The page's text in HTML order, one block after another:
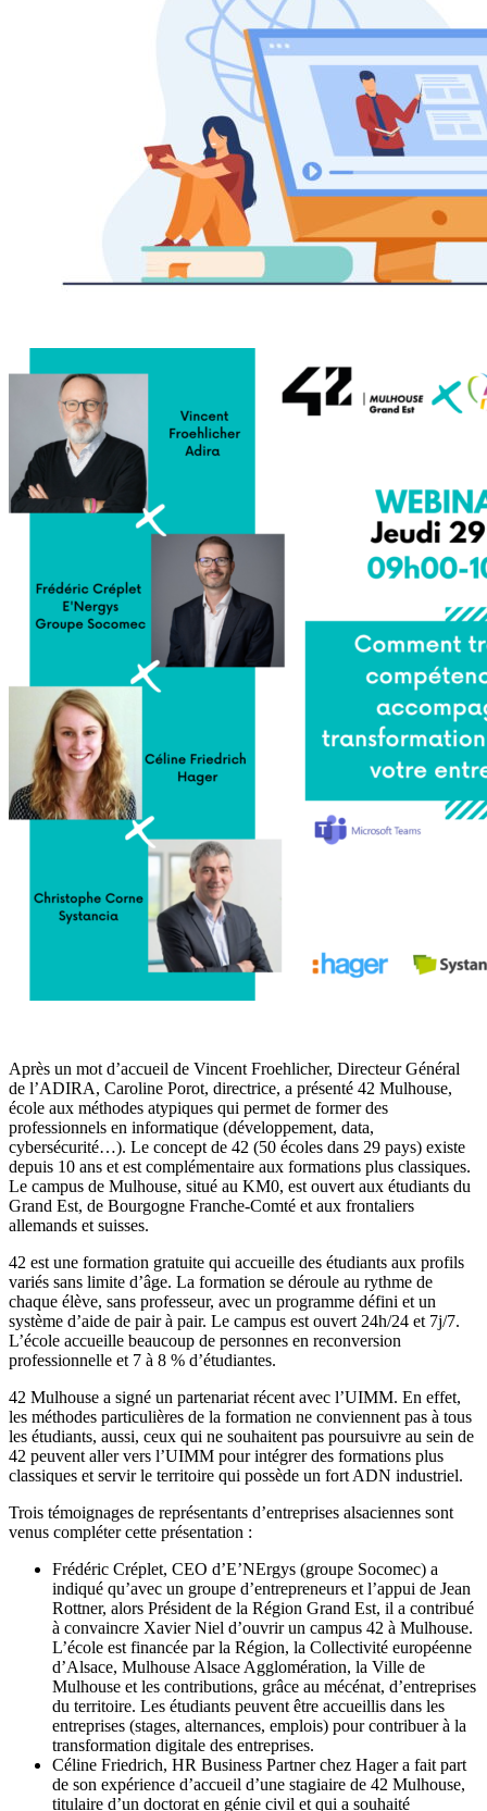
Après un mot d’accueil de Vincent Froehlicher, Directeur Général
de l’ADIRA, Caroline Porot, directrice, a présenté 42 Mulhouse,
école aux méthodes atypiques qui permet de former des
professionnels en informatique (développement, data,
cybersécurité…). Le concept de 42 (50 écoles dans 29 pays) existe
depuis 10 ans et est complémentaire aux formations plus classiques.
Le campus de Mulhouse, situé au KM0, est ouvert aux étudiants du
Grand Est, de Bourgogne Franche-Comté et aux frontaliers
allemands et suisses.
42 est une formation gratuite qui accueille des étudiants aux profils
variés sans limite d’âge. La formation se déroule au rythme de
chaque élève, sans professeur, avec un programme défini et un
système d’aide de pair à pair. Le campus est ouvert 24h/24 et 7j/7.
L’école accueille beaucoup de personnes en reconversion
professionnelle et 7 à 8 % d’étudiantes.
42 Mulhouse a signé un partenariat récent avec l’UIMM. En effet,
les méthodes particulières de la formation ne conviennent pas à tous
les étudiants, aussi, ceux qui ne souhaitent pas poursuivre au sein de
42 peuvent aller vers l’UIMM pour intégrer des formations plus
classiques et servir le territoire qui possède un fort ADN industriel.
Trois témoignages de représentants d’entreprises alsaciennes sont
venus compléter cette présentation :
Frédéric Créplet, CEO d’E’NErgys (groupe Socomec) a
indiqué qu’avec un groupe d’entrepreneurs et l’appui de Jean
Rottner, alors Président de la Région Grand Est, il a contribué
à convaincre Xavier Niel d’ouvrir un campus 42 à Mulhouse.
L’école est financée par la Région, la Collectivité européenne
d’Alsace, Mulhouse Alsace Agglomération, la Ville de
Mulhouse et les contributions, grâce au mécénat, d’entreprises
du territoire. Les étudiants peuvent être accueillis dans les
entreprises (stages, alternances, emplois) pour contribuer à la
transformation digitale des entreprises.
Céline Friedrich, HR Business Partner chez Hager a fait part
de son expérience d’accueil d’une stagiaire de 42 Mulhouse,
titulaire d’un doctorat en génie civil et qui a souhaité